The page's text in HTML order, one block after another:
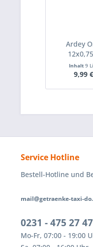
Ardey
Inhalt9
9,99
Service Hotline
Bestell-Hotline und
mail@getraenke-taxi-
0231 - 475 27 47
Mo-Fr, 07:00 - 19:00